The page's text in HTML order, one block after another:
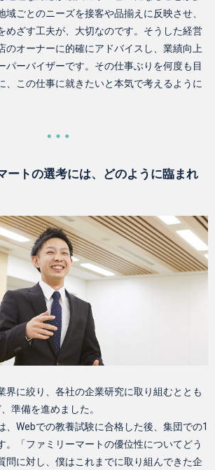
域ごとのニーズを接客や品揃えに反映させ、
めざす工夫が、大切なのです。そうした経営
のオーナーに的確にアドバイスし、業績向上
パーバイザーです。その仕事ぶりを何度も目
、この仕事に就きたいと本気で考えるように
ートの選考には、どのように臨まれ
界に絞り、各社の企業研究に取り組むととも
準備を進めました。
、Webでの教養試験に合格した後、集団での1
。「ファミリーマートの優位性についてどう
問に対し、僕はこれまでに取り組んできた企